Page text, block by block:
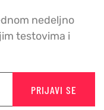
nedeljno
testovima i
PRIJAVI SE